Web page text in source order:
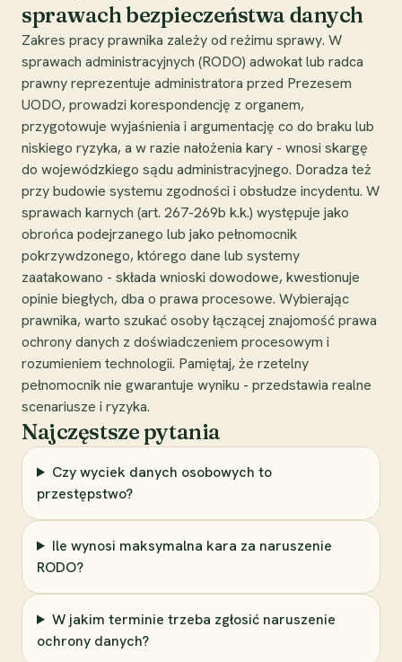
sprawach bezpieczeństwa danych
Zakres pracy prawnika zależy od reżimu sprawy. W
sprawach administracyjnych (RODO) adwokat lub radca
prawny reprezentuje administratora przed Prezesem
UODO, prowadzi korespondencję z organem,
przygotowuje wyjaśnienia i argumentację co do braku lub
niskiego ryzyka, a w razie nałożenia kary - wnosi skargę
do wojewódzkiego sądu administracyjnego. Doradza też
przy budowie systemu zgodności i obsłudze incydentu. W
sprawach karnych (art. 267-269b k.k.) występuje jako
obrońca podejrzanego lub jako pełnomocnik
pokrzywdzonego, którego dane lub systemy
zaatakowano - składa wnioski dowodowe, kwestionuje
opinie biegłych, dba o prawa procesowe. Wybierając
prawnika, warto szukać osoby łączącej znajomość prawa
ochrony danych z doświadczeniem procesowym i
rozumieniem technologii. Pamiętaj, że rzetelny
pełnomocnik nie gwarantuje wyniku - przedstawia realne
scenariusze i ryzyka.
Najczęstsze pytania
Czy wyciek danych osobowych to
przestępstwo?
Ile wynosi maksymalna kara za naruszenie
RODO?
W jakim terminie trzeba zgłosić naruszenie
ochrony danych?